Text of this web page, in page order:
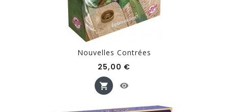
Nouvelles Contrées
25,00 €